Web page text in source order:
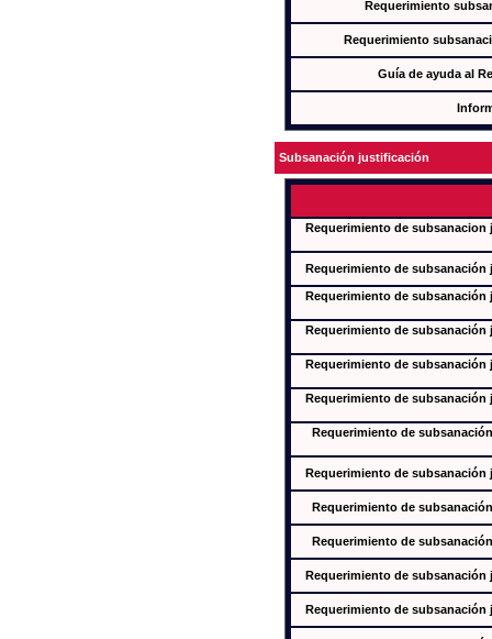
Requerimiento
Requerimiento
Guía de ayuda al
Subsanación justificación
Requerimiento de
Requerimiento de subsanación
Requerimiento de
Requerimiento de
Requerimiento de
Requerimiento de
Requerimiento de
Requerimiento de subsanación
Requerimiento de
Requerimiento de
Requerimiento de subsanación
Requerimiento de subsanación